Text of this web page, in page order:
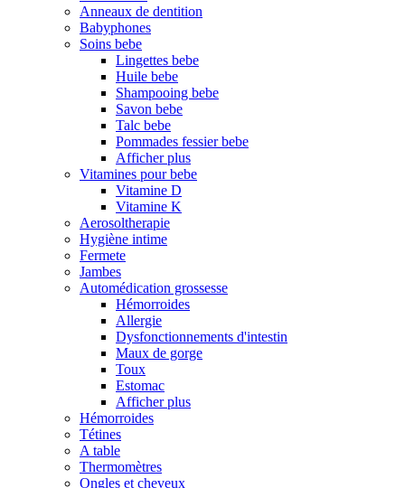
Anneaux de dentition
Babyphones
Soins bebe
Lingettes bebe
Huile bebe
Shampooing bebe
Savon bebe
Talc bebe
Pommades fessier bebe
Afficher plus
Vitamines pour bebe
Vitamine D
Vitamine K
Aerosoltherapie
Hygiène intime
Fermete
Jambes
Automédication grossesse
Hémorroides
Allergie
Dysfonctionnements d'intestin
Maux de gorge
Toux
Estomac
Afficher plus
Hémorroides
Tétines
A table
Thermomètres
Ongles et cheveux